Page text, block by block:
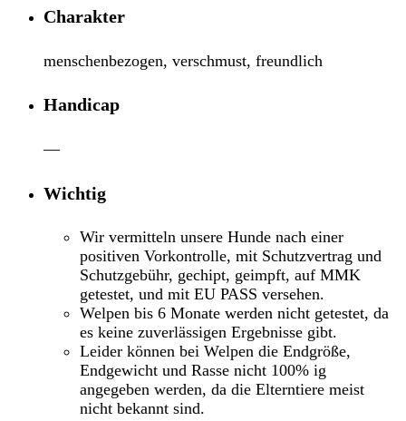
Charakter
menschenbezogen, verschmust, freundlich
Handicap
—
Wichtig
Wir vermitteln unsere Hunde nach einer
positiven Vorkontrolle, mit Schutzvertrag und
Schutzgebühr, gechipt, geimpft, auf MMK
getestet, und mit EU PASS versehen.
Welpen bis 6 Monate werden nicht getestet, da
es keine zuverlässigen Ergebnisse gibt.
Leider können bei Welpen die Endgröße,
Endgewicht und Rasse nicht 100% ig
angegeben werden, da die Elterntiere meist
nicht bekannt sind.